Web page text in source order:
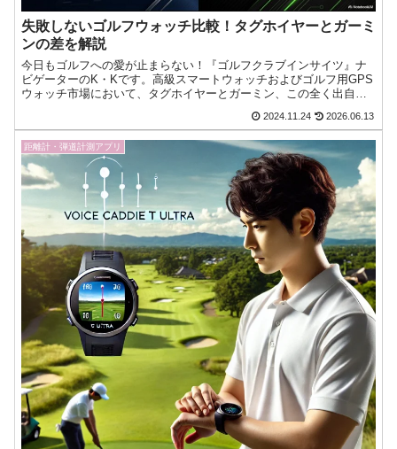
失敗しないゴルフウォッチ比較！タグホイヤーとガーミ
ンの差を解説
今日もゴルフへの愛が止まらない！『ゴルフクラブインサイツ』ナ
ビゲーターのK・Kです。高級スマートウォッチおよびゴルフ用GPS
ウォッチ市場において、タグホイヤーとガーミン、この全く出自の
ゴルフへの愛が止まらない！『ゴルフクラブインサイツ』ナビゲー
2024.11.24 2026.06.13
距離計・弾道計測アプリ